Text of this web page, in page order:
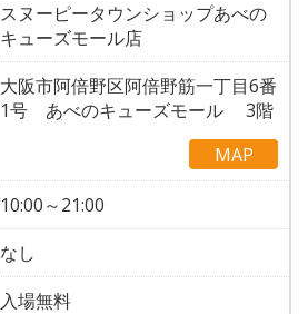
スヌーピータウンショップあべの
キューズモール店
大阪市阿倍野区阿倍野筋一丁目6番
1号 あべのキューズモール 3階
MAP
10:00～21:00
なし
入場無料